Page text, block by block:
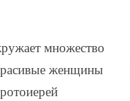
множество
женщины